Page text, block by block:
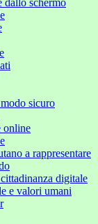
dallo schermo
sicuro
online
a rappresentare
digitale
e valori umani